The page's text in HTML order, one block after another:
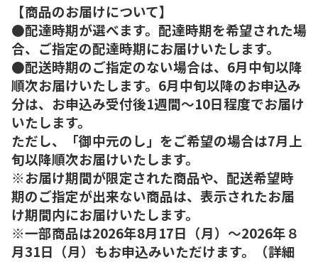
【商品のお届けについて】
●配達時期が選べます。配達時期を希望された場
合、ご指定の配達時期にお届けいたします。
●配送時期のご指定のない場合は、6月中旬以降
順次お届けいたします。6月中旬以降のお申込み
分は、お申込み受付後1週間～10日程度でお届け
いたします。
ただし、「御中元のし」をご希望の場合は7月上
旬以降順次お届けいたします。
※お届け期間が限定された商品や、配送希望時
期のご指定が出来ない商品は、表示されたお届
け期間内にお届けいたします。
※一部商品は2026年8月17日（月）～2026年８
月31日（月）もお申込みいただけます。（詳細